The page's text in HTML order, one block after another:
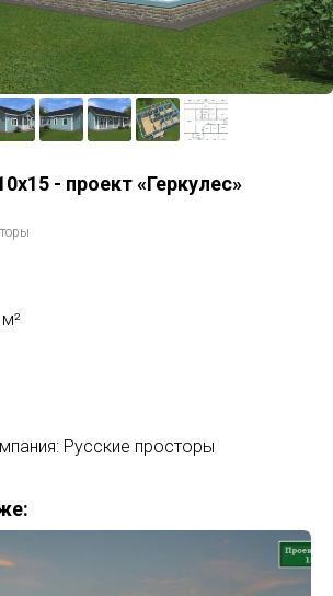
- проект «Геркулес»
Русские просторы